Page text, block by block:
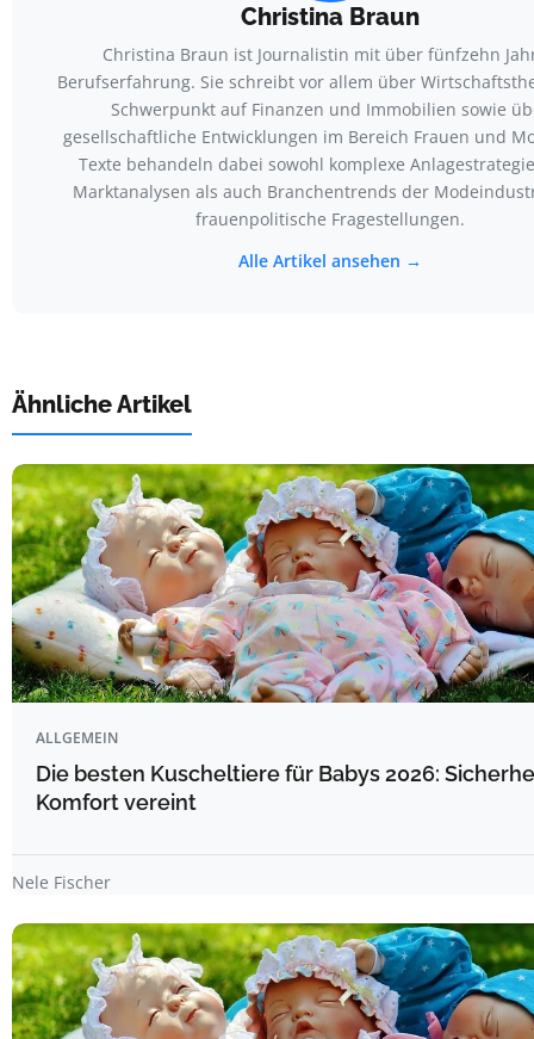
Christina Braun
Christina Braun ist Journalistin mit über fünfzehn
Berufserfahrung. Sie schreibt vor allem über
Schwerpunkt auf Finanzen und Immobilien sowie
gesellschaftliche Entwicklungen im Bereich Frauen und
Texte behandeln dabei sowohl komplexe
Marktanalysen als auch Branchentrends der
frauenpolitische Fragestellungen.
Alle Artikel ansehen →
Ähnliche Artikel
ALLGEMEIN
Die besten Kuscheltiere für Babys 2026:
Komfort vereint
Nele Fischer